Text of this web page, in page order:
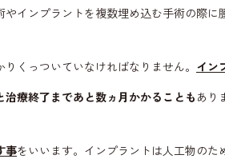
インプラントを複数埋め込む手術の際
くっついていなければなりません。 イン
療終了まであと数ヵ月かかることも あり
事をいいます。インプラントは人工物のた